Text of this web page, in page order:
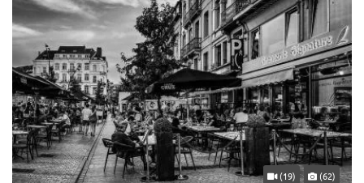
(19) (62)